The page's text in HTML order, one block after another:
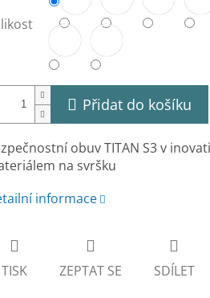
Přidat do košíku
obuv TITAN S3 v
na svršku
informace
TISK ZEPTAT SE SDÍLET